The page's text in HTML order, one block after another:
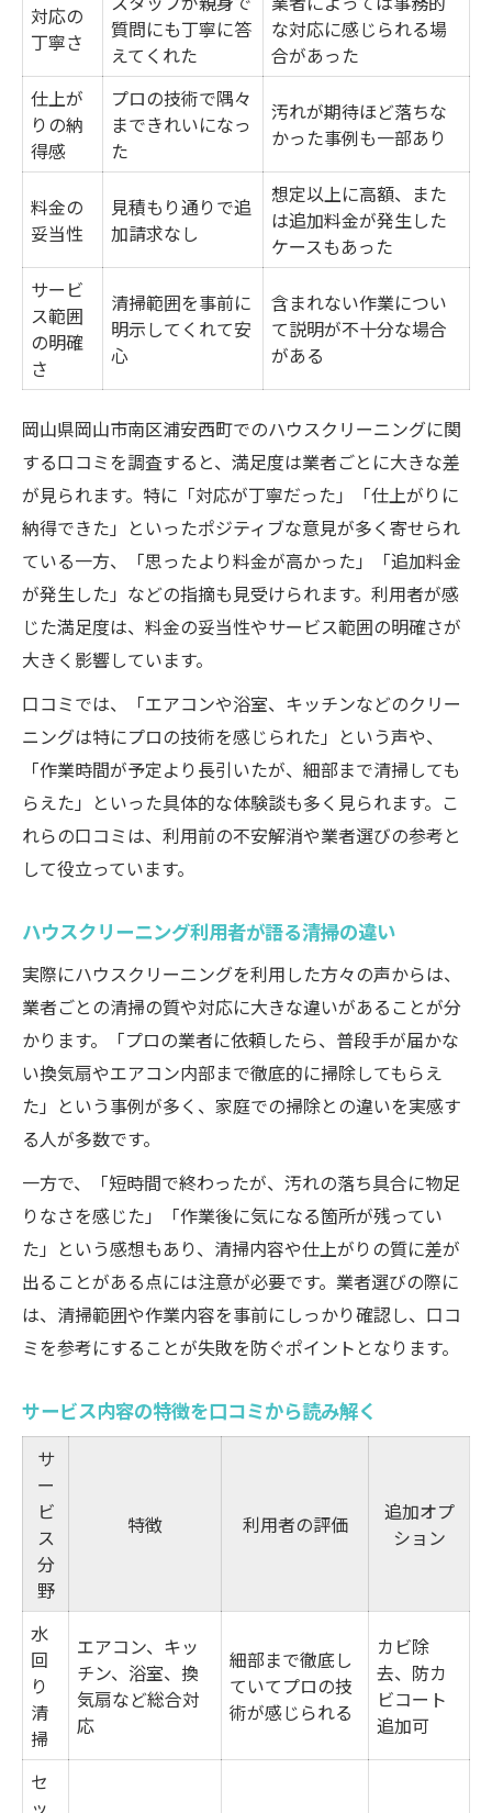
岡山市南区浦安西町で好評な対応内容とは
ハウスクリーニング依頼時の不安解消ポイ
ント
口コミから安心感を得るためのチェック項
目
料金と清掃範囲の満足度は口コミで確認
料金相場と清掃範囲の比較早見表
ために
清掃範囲が広いと満足度も高い？口コミ分
析
追加料金が発生しやすいポイントとは
口コミで見る料金とサービス内容の実態
悪い評判から学ぶ業者選びの注意点
口コミで多いハウスクリーニングのトラブ
ル例
悪い評判を回避するための業者選定ポイン
ト
失敗しがちな依頼内容とその対策
おそうじ本舗の口コミに見る注意点
ハウスクリーニングで後悔しないための工
夫
プロの技術が光るハウスクリーニング体験談
プロによるハウスクリーニング体験実例集
口コミで高評価のプロ技術ポイント
ハウスクリーニングで実感した仕上がりの
違い
エアコンや浴室も満足のプロ清掃体験
ハウスクリーニング依頼前に押さえたいポイン
ト
依頼前に確認したいチェックリスト
ハウスクリーニングの見積もり時の注意点
清掃範囲や料金の事前確認が重要な理由
口コミを参考にした納得の依頼方法
ハウスクリーニング依頼時のよくある質問
対応の
丁寧さ
質問にも丁寧に答
えてくれた
な対応に感じられる場
合があった
仕上が
りの納
得感
プロの技術で隅々
まできれいになっ
た
汚れが期待ほど落ちな
かった事例も一部あり
料金の
妥当性
見積もり通りで追
加請求なし
想定以上に高額、また
は追加料金が発生した
ケースもあった
サービ
ス範囲
の明確
さ
清掃範囲を事前に
明示してくれて安
心
含まれない作業につい
て説明が不十分な場合
がある
岡山県岡山市南区浦安西町でのハウスクリーニングに関
する口コミを調査すると、満足度は業者ごとに大きな差
が見られます。特に「対応が丁寧だった」「仕上がりに
納得できた」といったポジティブな意見が多く寄せられ
ている一方、「思ったより料金が高かった」「追加料金
が発生した」などの指摘も見受けられます。利用者が感
じた満足度は、料金の妥当性やサービス範囲の明確さが
大きく影響しています。
口コミでは、「エアコンや浴室、キッチンなどのクリー
ニングは特にプロの技術を感じられた」という声や、
「作業時間が予定より長引いたが、細部まで清掃しても
らえた」といった具体的な体験談も多く見られます。こ
れらの口コミは、利用前の不安解消や業者選びの参考と
して役立っています。
ハウスクリーニング利用者が語る清掃の違い
実際にハウスクリーニングを利用した方々の声からは、
業者ごとの清掃の質や対応に大きな違いがあることが分
かります。「プロの業者に依頼したら、普段手が届かな
い換気扇やエアコン内部まで徹底的に掃除してもらえ
た」という事例が多く、家庭での掃除との違いを実感す
る人が多数です。
一方で、「短時間で終わったが、汚れの落ち具合に物足
りなさを感じた」「作業後に気になる箇所が残ってい
た」という感想もあり、清掃内容や仕上がりの質に差が
出ることがある点には注意が必要です。業者選びの際に
は、清掃範囲や作業内容を事前にしっかり確認し、口コ
ミを参考にすることが失敗を防ぐポイントとなります。
サービス内容の特徴を口コミから読み解く
サ
ー
ビ
ス
分
野
特徴 利用者の評価
追加オプ
ション
水
回
り
清
掃
エアコン、キッ
チン、浴室、換
気扇など総合対
応
細部まで徹底し
ていてプロの技
術が感じられる
カビ除
去、防カ
ビコート
追加可
セ
ッ